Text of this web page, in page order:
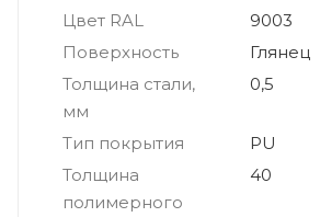
Цвет RAL
9003
Поверхность
Глянец
Толщина стали,
мм
0,5
Тип покрытия
PU
Толщина
полимерного
40